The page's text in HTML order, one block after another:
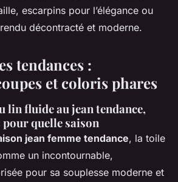
escarpins pour l’élégance ou
décontracté et moderne.
tendances :
et coloris phares
lin fluide au jean tendance,
quelle saison
jean femme tendance, la toile
un incontournable,
pour sa souplesse moderne et